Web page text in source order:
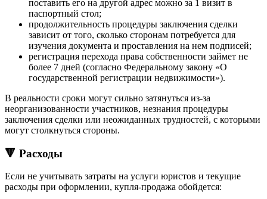
поставить его на другой адрес можно за 1 визит в
паспортный стол;
продолжительность процедуры заключения сделки
зависит от того, сколько сторонам потребуется для
изучения документа и проставления на нем подписей;
регистрация перехода права собственности займет не
более 7 дней (согласно Федеральному закону «О
государственной регистрации недвижимости»).
В реальности сроки могут сильно затянуться из-за
неорганизованности участников, незнания процедуры
заключения сделки или неожиданных трудностей, с которыми
могут столкнуться стороны.
🔻 Расходы
Если не учитывать затраты на услуги юристов и текущие
расходы при оформлении, купля-продажа обойдется: